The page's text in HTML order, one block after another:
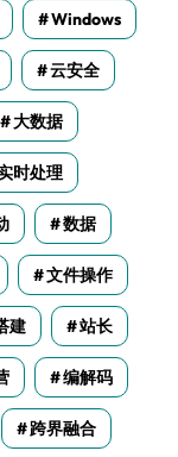
Windows
云安全
大数据
时处理
数据
文件操作
建 站长
编解码
跨界融合